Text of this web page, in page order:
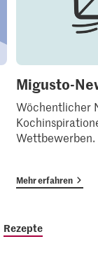
Migusto-
Wöchentlicher
Wettbewerben.
Mehr erfahren
Rezepte